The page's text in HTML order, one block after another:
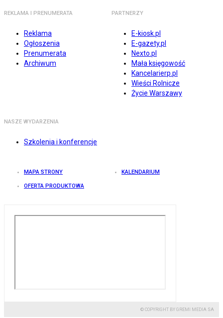
REKLAMA I PRENUMERATA
Reklama
Ogłoszenia
Prenumerata
Archiwum
PARTNERZY
E-kiosk.pl
E-gazety.pl
Nexto.pl
Mała księgowość
Kancelarierp.pl
Wieści Rolnicze
Życie Warszawy
NASZE WYDARZENIA
Szkolenia i konferencje
MAPA STRONY KALENDARIUM
OFERTA PRODUKTOWA
© COPYRIGHT BY GREMI MEDIA SA